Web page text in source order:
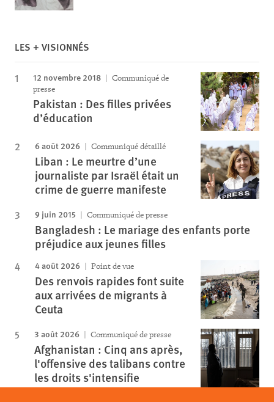
LES + VISIONNÉS
12 novembre 2018
Communiqué de
presse
Pakistan : Des filles privées
d’éducation
6 août 2026 Communiqué détaillé
Liban : Le meurtre d’une
journaliste par Israël était un
crime de guerre manifeste
9 juin 2015 Communiqué de presse
Bangladesh : Le mariage des enfants porte
préjudice aux jeunes filles
4 août 2026 Point de vue
Des renvois rapides font suite
aux arrivées de migrants à
Ceuta
3 août 2026 Communiqué de presse
Afghanistan : Cinq ans après,
l'offensive des talibans contre
les droits s'intensifie